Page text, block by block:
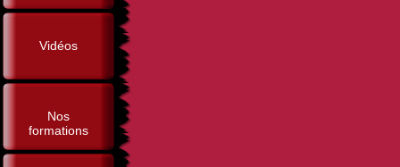
Vidéos
Nos
formations